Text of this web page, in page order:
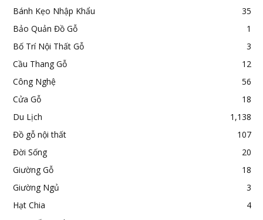
Bánh Kẹo Nhập Khẩu
35
Bảo Quản Đồ Gỗ
1
Bố Trí Nội Thất Gỗ
3
Cầu Thang Gỗ
12
Công Nghệ
56
Cửa Gỗ
18
Du Lịch
1,138
Đồ gỗ nội thất
107
Đời Sống
20
Giường Gỗ
18
Giường Ngủ
3
Hạt Chia
4